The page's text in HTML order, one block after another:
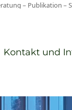
– Publikation –
Kontakt und